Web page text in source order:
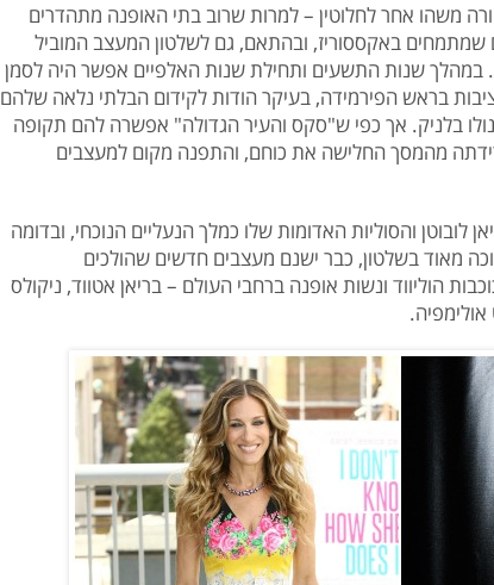
משהו אחר לחלוטין – למרות שרוב בתי האופנה מתהדרים
שמתמחים באקססוריז, ובהתאם, גם לשלטון המעצב המוביל
במהלך שנות התשעים ותחילת שנות האלפיים אפשר היה לסמן
בראש הפירמידה, בעיקר הודות לקידום הבלתי נלאה שלהם
בלניק. אך כפי ש"סקס והעיר הגדולה" אפשרה להם תקופה
מהמסך החלישה את כוחם, והתפנה מקום למעצבים
והסוליות האדומות שלו כמלך הנעליים הנוכחי, ובדומה
מאוד בשלטון, כבר ישנם מעצבים חדשים שהולכים
הוליווד ונשות אופנה ברחבי העולם – בריאן אטווד, ניקולס